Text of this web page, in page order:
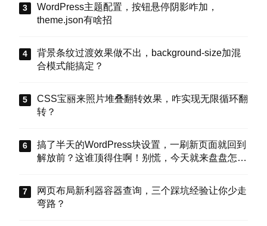
WordPress主题配置，按钮悬停阴影咋加，
theme.json有啥招
背景条纹过渡效果做不出，background-size加混
合模式能搞定？
CSS宝丽来照片堆叠翻转效果，咋实现无限循环翻
转？
搞了半天的WordPress块设置，一刷新页面就回到
解放前？这谁顶得住啊！别慌，今天就来盘盘怎么
车”。
网页布局新利器容器查询，三个踩坑经验让你少走
弯路？